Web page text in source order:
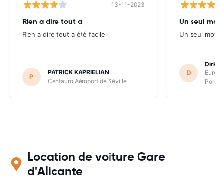
13-11-2023
Rien a dire tout a
Rien a dire tout a été facile
P
PATRICK KAPRIELIAN
Centauro Aéroport de Séville
Un seul
Un seul mot
D
Dirk
Location de voiture Gare
d'Alicante